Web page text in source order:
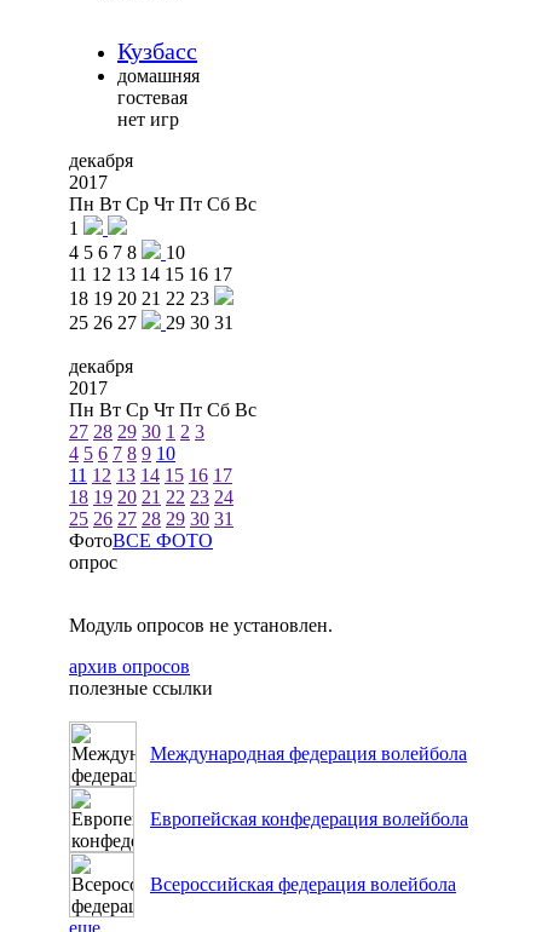
Кузбасс
домашняя
гостевая
нет игр
декабря
2017
Пн Вт Ср Чт Пт Сб Вс
1
4 5 6 7 8
10
11 12 13 14 15 16 17
18 19 20 21 22 23
25 26 27 29 30 31
декабря
2017
Пн Вт Ср Чт Пт Сб Вс
27 28 29 30 1 2 3
4 5 6 7 8 9 10
11 12 13 14 15 16 17
18 19 20 21 22 23 24
25 26 27 28 29 30 31
ФотоВСЕ ФОТО
опрос
Модуль опросов не установлен.
архив опросов
полезные ссылки
Международная федерация волейбола
Европейская конфедерация волейбола
Всероссийская федерация волейбола
еще